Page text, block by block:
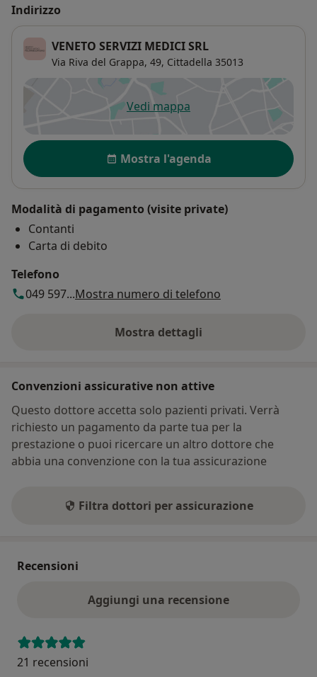
Indirizzo
VENETO SERVIZI MEDICI SRL
Via Riva del Grappa, 49, Cittadella 35013
Vedi mappasi apre in una nuova scheda
Disponibilità
Mostra l'agenda
Modalità di pagamento (visite private)
Contanti
Carta di debito
Telefono
049 597...Mostra numero di telefono
Mostra dettagli
sull'indirizzo
Convenzioni assicurative non attive
Questo dottore accetta solo pazienti privati. Verrà
richiesto un pagamento da parte tua per la
prestazione o puoi ricercare un altro dottore che
abbia una convenzione con la tua assicurazione
Filtra dottori per assicurazione
Recensioni
Aggiungi una recensione
21 recensioni